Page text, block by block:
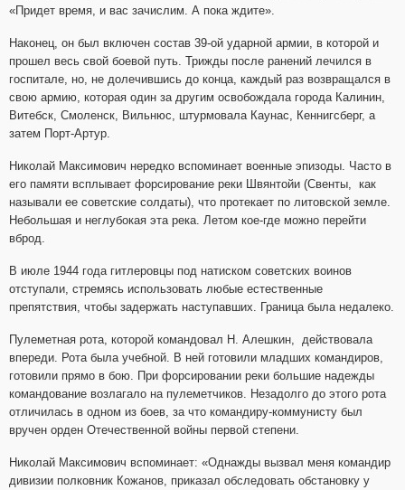
«Придет время, и вас зачислим. А пока ждите».
Наконец, он был включен состав 39-ой ударной армии, в которой и
прошел весь свой боевой путь. Трижды после ранений лечился в
госпитале, но, не долечившись до конца, каждый раз возвращался в
свою армию, которая один за другим освобождала города Калинин,
Витебск, Смоленск, Вильнюс, штурмовала Каунас, Кеннигсберг, а
затем Порт-Артур.
Николай Максимович нередко вспоминает военные эпизоды. Часто в
его памяти всплывает форсирование реки Швянтойи (Свенты, как
называли ее советские солдаты), что протекает по литовской земле.
Небольшая и неглубокая эта река. Летом кое-где можно перейти
вброд.
В июле 1944 года гитлеровцы под натиском советских воинов
отступали, стремясь использовать любые естественные
препятствия, чтобы задержать наступавших. Граница была недалеко.
Пулеметная рота, которой командовал Н. Алешкин, действовала
впереди. Рота была учебной. В ней готовили младших командиров,
готовили прямо в бою. При форсировании реки большие надежды
командование возлагало на пулеметчиков. Незадолго до этого рота
отличилась в одном из боев, за что командиру-коммунисту был
вручен орден Отечественной войны первой степени.
Николай Максимович вспоминает: «Однажды вызвал меня командир
дивизии полковник Кожанов, приказал обследовать обстановку у